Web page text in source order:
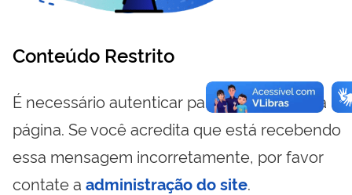
Conteúdo Restrito
É necessário autenticar para visualizar essa
página. Se você acredita que está recebendo
essa mensagem incorretamente, por favor
contate a administração do site.